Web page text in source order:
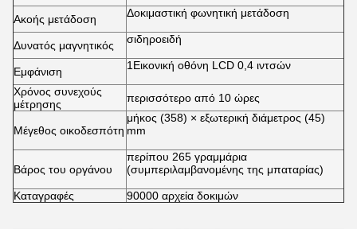
Ακοής μετάδοση Δοκιμαστική φωνητική μετάδοση
Δυνατός μαγνητικός σιδηροειδή
Εμφάνιση 1Εικονική οθόνη LCD 0,4 ιντσών
Χρόνος συνεχούς
μέτρησης
περισσότερο από 10 ώρες
Μέγεθος οικοδεσπότη
μήκος (358) × εξωτερική διάμετρος (45)
mm
Βάρος του οργάνου
περίπου 265 γραμμάρια
(συμπεριλαμβανομένης της μπαταρίας)
Καταγραφές 90000 αρχεία δοκιμών